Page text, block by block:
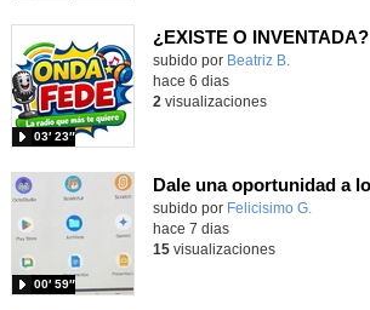
¿EXISTE O INVENTADA?
Contenido educativo.
subido por Beatriz B.
03′ 23″
hace 6 dias
2 visualizaciones
Contenido educativo.
subido por Felicisimo G.
00′ 59″
hace 7 dias
15visualizaciones